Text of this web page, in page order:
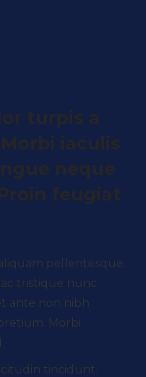
turpis a
iaculis
neque
feugiat
pellentesque.
tristique nunc
ante non nibh
Morbi
tincidunt.